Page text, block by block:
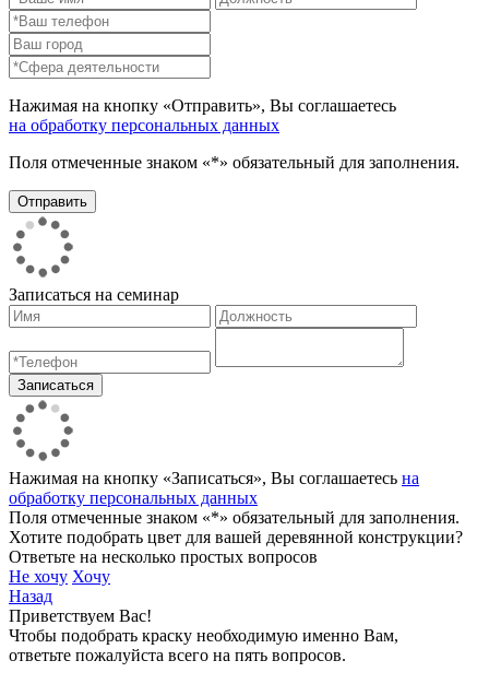
Нажимая на кнопку «Отправить», Вы соглашаетесь
на обработку персональных данных
Поля отмеченные знаком «*» обязательный для заполнения.
Записаться на семинар
Нажимая на кнопку «Записаться», Вы соглашаетесь на
обработку персональных данных
Поля отмеченные знаком «*» обязательный для заполнения.
Хотите подобрать цвет для вашей деревянной конструкции?
Ответьте на несколько простых вопросов
Не хочу Хочу
Назад
Приветствуем Вас!
Чтобы подобрать краску необходимую именно Вам,
ответьте пожалуйста всего на пять вопросов.